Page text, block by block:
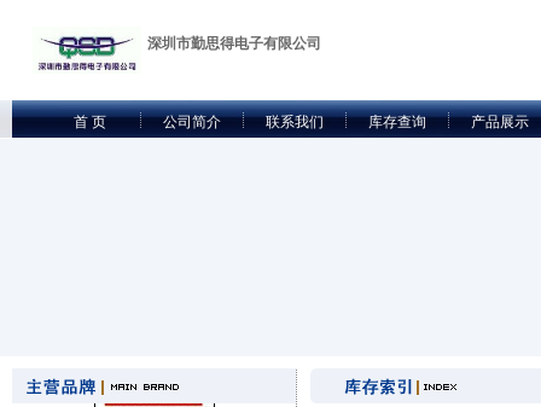
深圳市勤思得电子有限公司
首 页 公司简介 联系我们 库存查询 产品展示